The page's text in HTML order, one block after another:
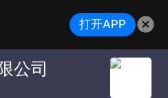
公司
打开APP